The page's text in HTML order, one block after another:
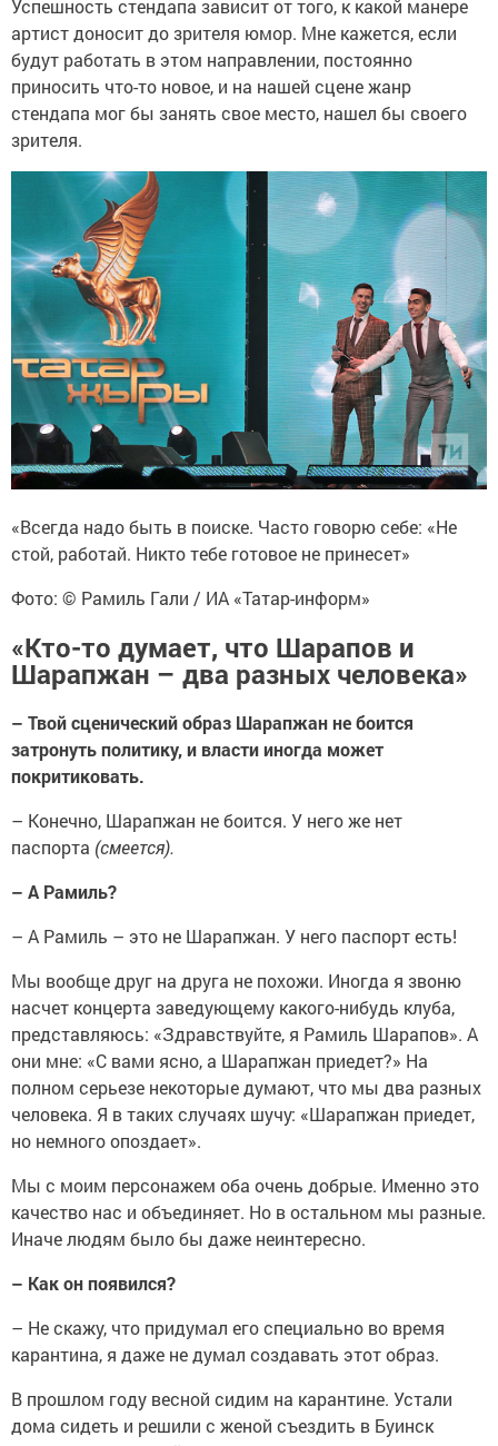
Успешность стендапа зависит от того, к какой манере
артист доносит до зрителя юмор. Мне кажется, если
будут работать в этом направлении, постоянно
приносить что-то новое, и на нашей сцене жанр
стендапа мог бы занять свое место, нашел бы своего
зрителя.
«Всегда надо быть в поиске. Часто говорю себе: «Не
стой, работай. Никто тебе готовое не принесет»
Фото: © Рамиль Гали / ИА «Татар-информ»
«Кто-то думает, что Шарапов и
Шарапжан – два разных человека»
– Твой сценический образ Шарапжан не боится
затронуть политику, и власти иногда может
покритиковать.
– Конечно, Шарапжан не боится. У него же нет
паспорта (смеется).
– А Рамиль?
– А Рамиль – это не Шарапжан. У него паспорт есть!
Мы вообще друг на друга не похожи. Иногда я звоню
насчет концерта заведующему какого-нибудь клуба,
представляюсь: «Здравствуйте, я Рамиль Шарапов». А
они мне: «С вами ясно, а Шарапжан приедет?» На
полном серьезе некоторые думают, что мы два разных
человека. Я в таких случаях шучу: «Шарапжан приедет,
но немного опоздает».
Мы с моим персонажем оба очень добрые. Именно это
качество нас и объединяет. Но в остальном мы разные.
Иначе людям было бы даже неинтересно.
– Как он появился?
– Не скажу, что придумал его специально во время
карантина, я даже не думал создавать этот образ.
В прошлом году весной сидим на карантине. Устали
дома сидеть и решили с женой съездить в Буинск